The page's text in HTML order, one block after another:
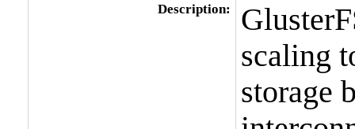
Description:
scaling
storage